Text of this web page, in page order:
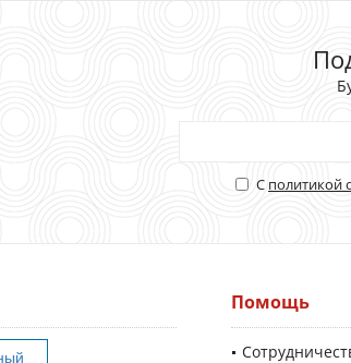
С политикой
Помощь